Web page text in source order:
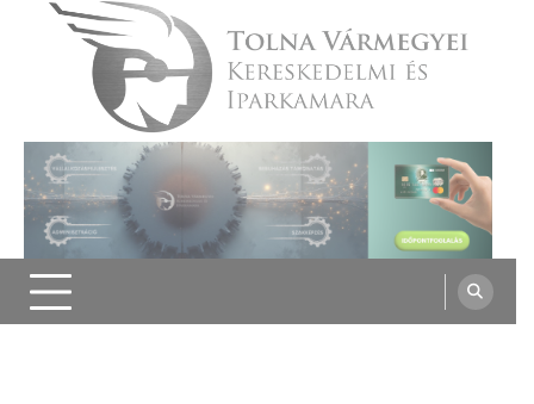
Tolna Vármegyei Kereskedelmi és
Iparkamara